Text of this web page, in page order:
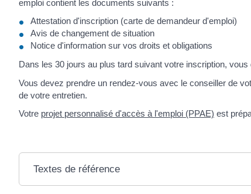
emploi contient les documents suivants :
Attestation d'inscription (carte de demandeur d'emploi)
Avis de changement de situation
Notice d'information sur vos droits et obligations
Dans les 30 jours au plus tard suivant votre inscription,
Vous devez prendre un rendez-vous avec le conseiller de
de votre entretien.
Votre projet personnalisé d'accès à l'emploi (PPAE) est
Textes de référence